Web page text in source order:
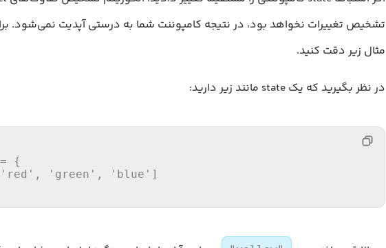
تشخیص تغییرات نخواهد بود، در نتیجه کامپوننت شما به درستی آپدیت نمی‌شود.
مثال زیر دقت کنید.
در نظر بگیرید که یک state مانند زیر دارید:
= {
'red' , 'green' , 'blue' ]